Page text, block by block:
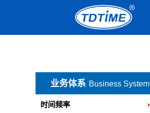
业务体系 Business System
时间频率